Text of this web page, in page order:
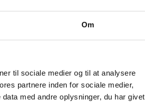
Om
til sociale medier og til at analysere
partnere inden for sociale medier,
med andre oplysninger, du har givet
mulighed for at kombinere